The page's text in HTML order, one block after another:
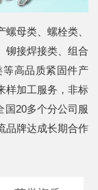
母类、螺栓类、
铆接焊接类、组合
高品质紧固件产
样加工服务，非标
国20多个分公司服
品牌达成长期合作